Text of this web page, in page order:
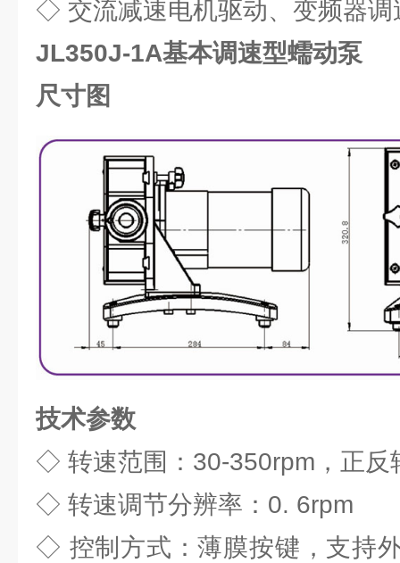
◇ 交流减速电机驱动、变频器调
JL350J-1A基本调速型蠕动泵
尺寸图
技术参数
◇ 转速范围：30-350rpm，正反
◇ 转速调节分辨率：0. 6rpm
◇ 控制方式：薄膜按键，支持